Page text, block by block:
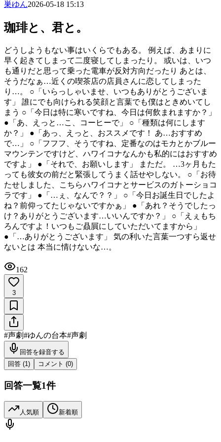
巣ゆん2026-05-18 15:13
珈琲と、君と。
どうしようもない事はいくらでもある。 例えば、あまりに
早く起きてしまって二度寝してしまったり。 或いは、いつ
も通りだと思って乗った電車が反対方向だったり あとは、
そうだなぁ…近くの喫茶店の店員さんに恋してしまった
り…。 ○「いらっしゃいませ、いつもありがとうございま
す」 誰にでも向けられる笑顔と言葉でも僕はときめいてし
まう ○「今日は特に寒いですね、今日は何飲まれますか？」
●「あ、えっと…こ、コーヒーで」 ○「種類は何にします
か？」 ●「あっ、えっと、おススメです！ あ…おすすめ
で…」 ○「フフフ、そうですね、定番なのはモカとかブルー
マウンテンですけど、ハワイコナなんかも私的にはおすすめ
ですよ」 ●「それで、お願いします」 まただ。 …3ヶ月もた
っても彼女の前だと緊張してうまく話せやしない。 ○「お待
たせしました、こちらハワイコナとサービスのガトーショコ
ラです」 ●「…ぇ、なんで？？」 ○「今日お誕生日でしたよ
ね？前仰ってたじゃないですかぁ」 ●「あれ？そうでしたっ
け？ありがとうございます…いいんですか？」 ○「えぇもち
ろんですよ！いつもご贔屓にしていただいてますから」
●「…ありがとうございます」 気の利いた言葉一つすら返せ
ないとは 本当に情けないな…。
162
3
#声劇#ゆんの台本#声劇
回答を録音する
回答 (1 ) コメント (0)
回答一覧1件
人気順 新着順